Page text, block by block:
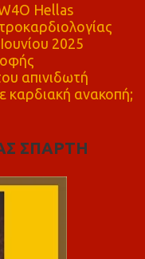
Hellas
2025
απινιδωτή
καρδιακή ανακοπή;
ΣΠΑΡΤΗ